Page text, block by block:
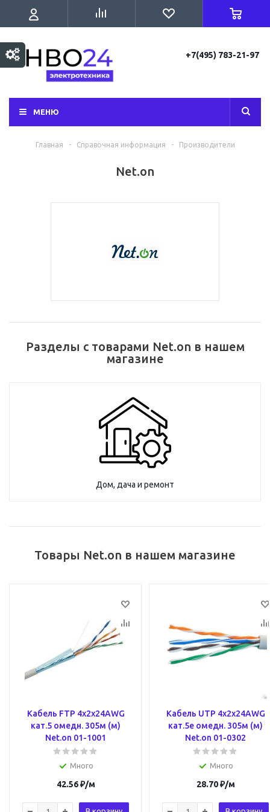
+7(495) 783-21-97
МЕНЮ
Главная - Справочная информация - Производители
Net.on
Разделы с товарами Net.on в нашем
магазине
Дом, дача и ремонт
Товары Net.on в нашем магазине
Кабель FTP 4х2х24AWG
кат.5 омедн. 305м (м)
Net.on 01-1001
Много
42.56₽/м
Кабель UTP 4х2х24AWG
кат.5e омедн. 305м (м)
Net.on 01-0302
Много
28.70₽/м